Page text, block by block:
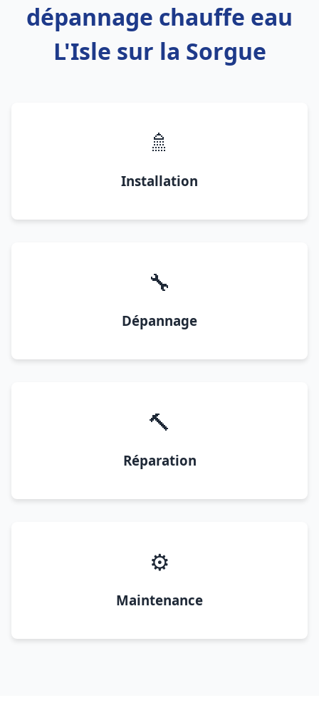
dépannage chauffe eau
L'Isle sur la Sorgue
🚿
Installation
🔧
Dépannage
🔨
Réparation
⚙️
Maintenance